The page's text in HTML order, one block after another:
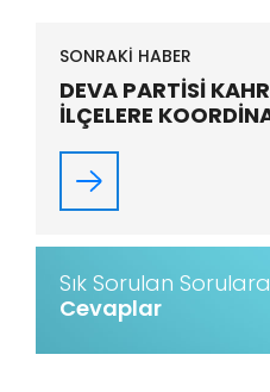
SONRAKİ HABER
DEVA PARTİSİ
İLÇELERE
Sık Sorulan Sorulara
Cevaplar